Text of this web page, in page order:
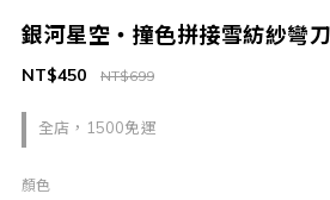
銀河星空・撞色拼接雪紡紗彎
全店，1500免運
NT$699
NT$450
顏色